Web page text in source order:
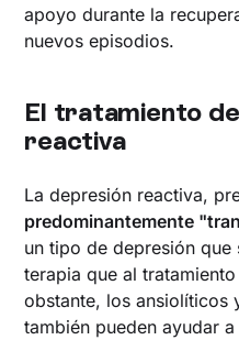
apoyo durante la
nuevos episodios.
El tratamiento
reactiva
La depresión reactiva,
predominantemente
un tipo de depresión que
terapia que al
obstante, los ansiolíticos
también pueden ayudar